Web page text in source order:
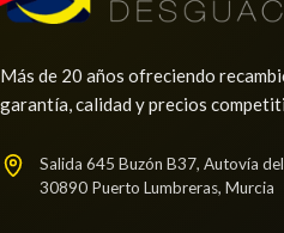
AMORTIGUADOR
Más de 20 años ofreciendo
garantía, calidad y precios
Salida 645 Buzón B37, Autovía
30890 Puerto Lumbreras, Murcia